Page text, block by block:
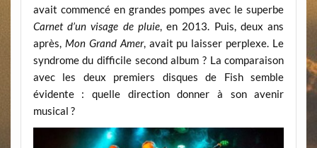
avait commencé en grandes pompes avec le superbe
Carnet d’un visage de pluie, en 2013. Puis, deux ans
après, Mon Grand Amer, avait pu laisser perplexe. Le
syndrome du difficile second album ? La comparaison
avec les deux premiers disques de Fish semble
évidente : quelle direction donner à son avenir
musical ?